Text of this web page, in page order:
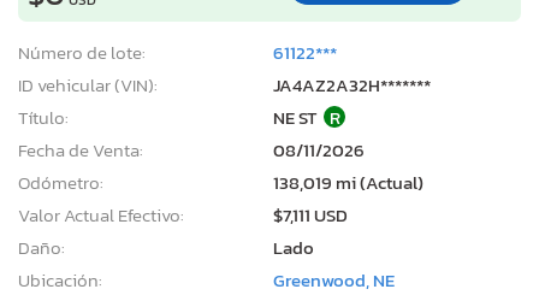
Número de lote:
61122***
ID vehicular (VIN):
JA4AZ2A32H*******
Título:
NE ST R
Fecha de Venta:
08/11/2026
Odómetro:
138,019 mi (Actual)
Valor Actual Efectivo:
$7,111 USD
Daño:
Lado
Ubicación:
Greenwood, NE